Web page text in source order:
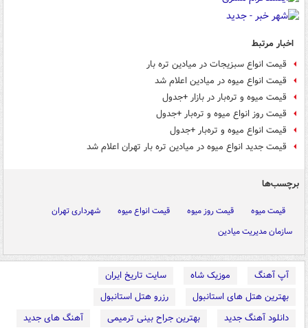
اخبار مرتبط
قیمت انواع سبزیجات در میادین تره بار
قیمت انواع میوه در میادین اعلام شد
قیمت‌ میوه و تره‌بار در بازار +جدول
قیمت‌ روز انواع میوه و تره‌بار +جدول
قیمت‌ انواع میوه و تره‌بار +جدول
قیمت جدید انواع میوه در میادین تره بار تهران اعلام شد
برچسب‌ها
قیمت میوه قیمت روز میوه قیمت انواع میوه
شهرداری تهران
سازمان مدیریت میادین
آپ آهنگ موزیک شاه
سایت تاریخ ایران
بهترین هتل های استانبول
رزرو هتل استانبول
دانلود آهنگ جدید
بهترین جراح بینی ترمیمی
آهنگ های جدید